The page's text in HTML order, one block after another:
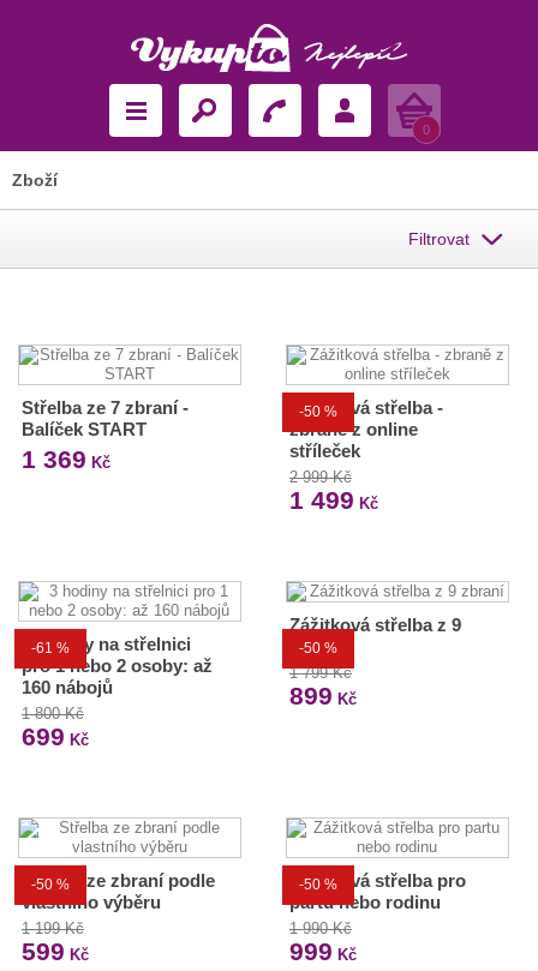
Košík
0
Zboží
Filtrovat
Střelba ze 7 zbraní -
Balíček START
1 369 Kč
-50 %
Zážitková střelba -
zbraně z online
stříleček
2 999 Kč
1 499 Kč
-61 %
3 hodiny na střelnici
pro 1 nebo 2 osoby: až
160 nábojů
1 800 Kč
699 Kč
-50 %
Zážitková střelba z 9
zbraní
1 799 Kč
899 Kč
-50 %
Střelba ze zbraní podle
vlastního výběru
1 199 Kč
599 Kč
-50 %
Zážitková střelba pro
partu nebo rodinu
1 990 Kč
999 Kč